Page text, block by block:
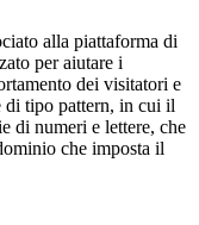
alla piattaforma di
per aiutare i
dei visitatori e
di tipo pattern, in cui il
di numeri e lettere, che
che imposta il